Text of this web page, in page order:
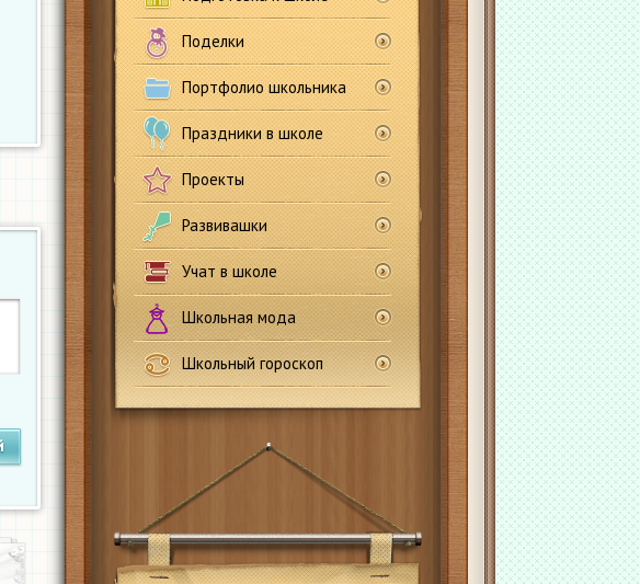
Поделки
Портфолио школьника
Праздники в школе
Проекты
Развивашки
Учат в школе
Школьная мода
Школьный гороскоп